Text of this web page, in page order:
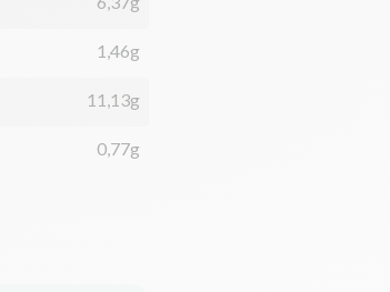
1,46g
11,13g
0,77g